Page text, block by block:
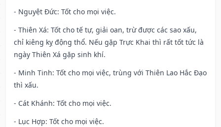
- Nguyệt Đức: Tốt cho mọi việc.
- Thiên Xá: Tốt cho tế tự, giải oan, trừ được các sao xấu,
chỉ kiêng kỵ động thổ. Nếu gặp Trực Khai thì rất tốt tức là
ngày Thiên Xá gặp sinh khí.
- Minh Tinh: Tốt cho mọi việc, trùng với Thiên Lao Hắc Đạo
thì xấu.
- Cát Khánh: Tốt cho mọi việc.
- Lục Hợp: Tốt cho mọi việc.